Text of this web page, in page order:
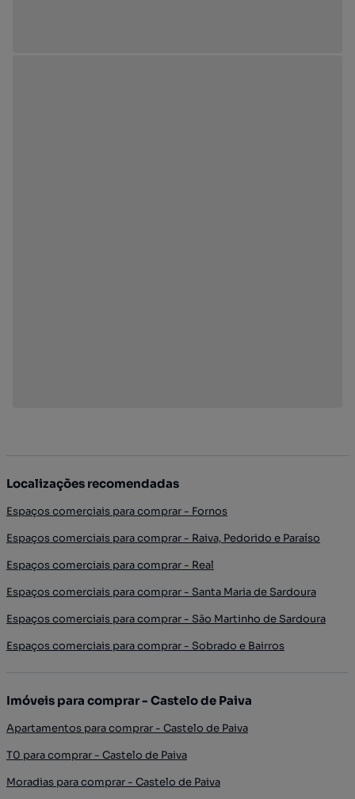
Localizações recomendadas
Espaços comerciais para comprar - Fornos
Espaços comerciais para comprar - Raiva, Pedorido e Paraíso
Espaços comerciais para comprar - Real
Espaços comerciais para comprar - Santa Maria de Sardoura
Espaços comerciais para comprar - São Martinho de Sardoura
Espaços comerciais para comprar - Sobrado e Bairros
Imóveis para comprar - Castelo de Paiva
Apartamentos para comprar - Castelo de Paiva
T0 para comprar - Castelo de Paiva
Moradias para comprar - Castelo de Paiva